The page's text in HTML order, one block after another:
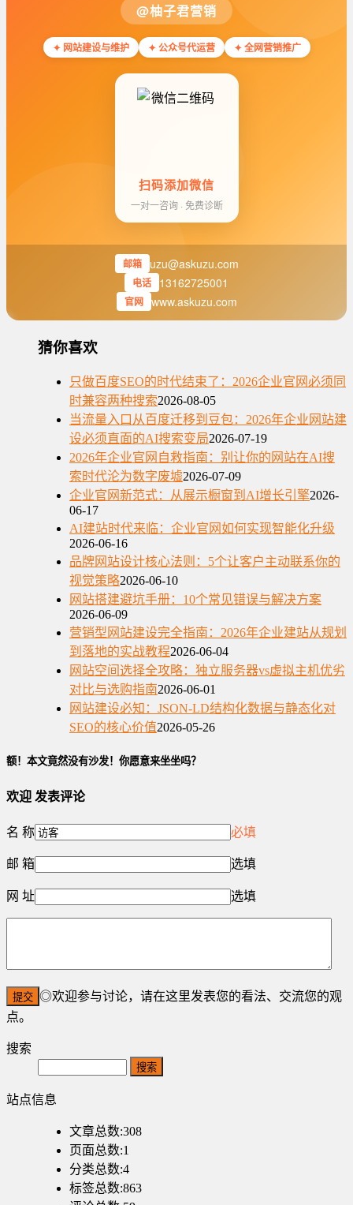
@柚子君营销
✦ 网站建设与维护 ✦ 公众号代运营 ✦ 全网营销推广
扫码添加微信
一对一咨询 · 免费诊断
邮箱 uzu@askuzu.com
电话 13162725001
官网 www.askuzu.com
猜你喜欢
只做百度SEO的时代结束了：2026企业官网必须同
时兼容两种搜索2026-08-05
当流量入口从百度迁移到豆包：2026年企业网站建
设必须直面的AI搜索变局2026-07-19
2026年企业官网自救指南：别让你的网站在AI搜
索时代沦为数字废墟2026-07-09
企业官网新范式：从展示橱窗到AI增长引擎2026-
06-17
AI建站时代来临：企业官网如何实现智能化升级
2026-06-16
品牌网站设计核心法则：5个让客户主动联系你的
视觉策略2026-06-10
网站搭建避坑手册：10个常见错误与解决方案
2026-06-09
营销型网站建设完全指南：2026年企业建站从规划
到落地的实战教程2026-06-04
网站空间选择全攻略：独立服务器vs虚拟主机优劣
对比与选购指南2026-06-01
网站建设必知：JSON-LD结构化数据与静态化对
SEO的核心价值2026-05-26
额！本文竟然没有沙发！你愿意来坐坐吗？
欢迎 发表评论
名 称 必填
邮 箱 选填
网 址 选填
◎欢迎参与讨论，请在这里发表您的看法、交流您的观
点。
搜索
Search
站点信息
文章总数:308
页面总数:1
分类总数:4
标签总数:863